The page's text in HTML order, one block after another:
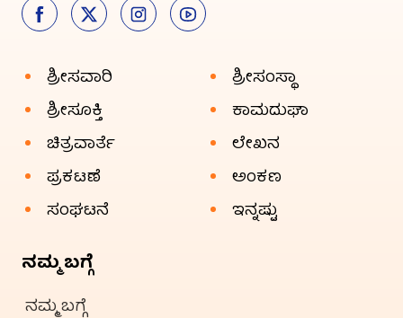
ಶ್ರೀಸವಾರಿ
ಶ್ರೀಸಂಸ್ಥಾ
ಶ್ರೀಸೂಕ್ತಿ
ಕಾಮದುಘಾ
ಚಿತ್ರವಾರ್ತೆ
ಲೇಖನ
ಪ್ರಕಟಣೆ
ಅಂಕಣ
ಸಂಘಟನೆ
ಇನ್ನಷ್ಟು
ನಮ್ಮ ಬಗ್ಗೆ
ನಮ್ಮ ಬಗ್ಗೆ